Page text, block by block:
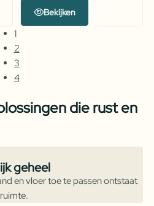
Bekijken
1
2
3
4
die rust en
geheel
en vloer toe te passen ontstaat